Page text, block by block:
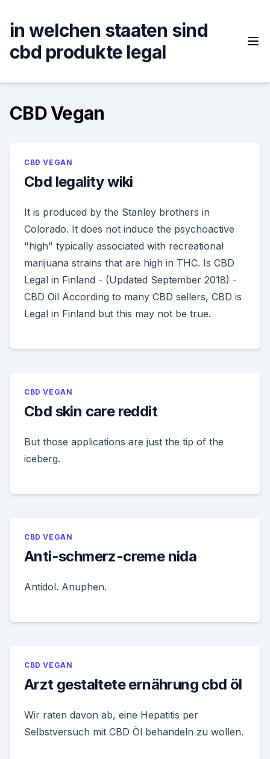
content
in welchen staaten sind
cbd produkte legal
CBD Vegan
CBD VEGAN
Cbd legality wiki
It is produced by the Stanley brothers in
Colorado. It does not induce the psychoactive
"high" typically associated with recreational
marijuana strains that are high in THC. Is CBD
Legal in Finland - (Updated September 2018) -
CBD Oil According to many CBD sellers, CBD is
Legal in Finland but this may not be true.
CBD VEGAN
Cbd skin care reddit
But those applications are just the tip of the
iceberg.
CBD VEGAN
Anti-schmerz-creme nida
Antidol. Anuphen.
CBD VEGAN
Arzt gestaltete ernährung cbd öl
Wir raten davon ab, eine Hepatitis per
Selbstversuch mit CBD Öl behandeln zu wollen.